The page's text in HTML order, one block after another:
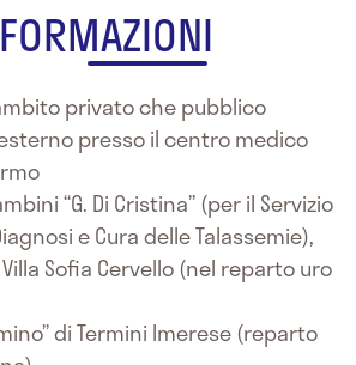
privato che pubblico
presso il centro medico
“G. Di Cristina” (per il Servizio
e Cura delle Talassemie),
Sofia Cervello (nel reparto uro
di Termini Imerese (reparto